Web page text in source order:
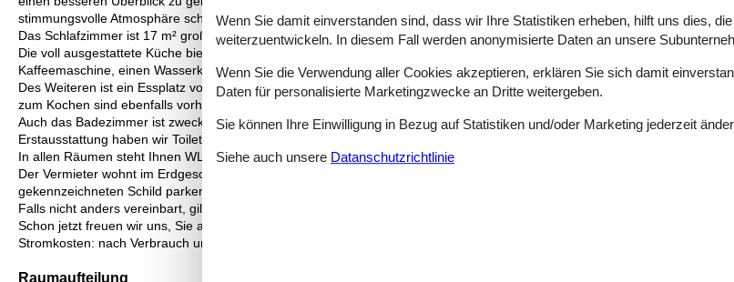
stimmungsvolle Atmosphäre schafft. Holz können Sie beim Kaufmann/Baumarkt (Jem & Fix) in Fjerritslev käuflich erwerben.
Das Schlafzimmer ist 17 m² groß und ausgestattet mit einem Queen-size Doppelbett (160 cm x 200 cm) und zwei
Die voll ausgestattete Küche bietet Ihnen neben einem 4*-Kühlschrank mit Gefrierfach einen Elektroherd mit Ceranfeld, eine
Kaffeemaschine, einen Wasserkocher und einen Toaster/Brotröster. Ansonsten ist die Küche mit allen benötigten
Des Weiteren ist ein Essplatz vorhanden. Geschirrtücher, Schwamm und Spülmittel samt Küchenrolle stellen wir als
zum Kochen sind ebenfalls vorhanden.
Auch das Badezimmer ist zweckmäßig mit Badewanne, WC, Waschbecken und Schrankplatz eingerichtet. Ein Föhn ist
Erstausstattung haben wir Toilettenpapier bereitgelegt.
In allen Räumen steht Ihnen WLAN (gesichert) kostenlos zur Verfügung.
Der Vermieter wohnt im Erdgeschoss mit separatem Eingang (linke Seite). Ihren PKW können Sie direkt auf unserem
gekennzeichneten Schild parken.
Falls nicht anders vereinbart, gilt als Anreisezeitpunkt 16 Uhr und als Abreisezeitpunkt spätestens 10 Uhr.
Schon jetzt freuen wir uns, Sie als unsere Gäste begrüßen zu dürfen!
Stromkosten: nach Verbrauch und Tagespreis (Zahlung vor Abreise)
Raumaufteilung
Wenn Sie damit einverstanden sind, dass wir Ihre Statistiken erheben, hilft uns dies,
weiterzuentwickeln. In diesem Fall werden anonymisierte Daten an unsere
Wenn Sie die Verwendung aller Cookies akzeptieren, erklären Sie sich damit
Daten für personalisierte Marketingzwecke an Dritte weitergeben.
Sie können Ihre Einwilligung in Bezug auf Statistiken und/oder Marketing jederzeit
Siehe auch unsere Datanschutzrichtlinie